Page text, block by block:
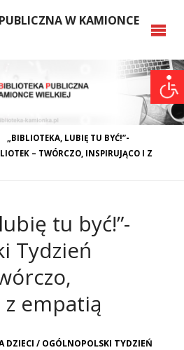
W KAMIONCE
„BIBLIOTEKA, LUBIĘ TU BYĆ!”-
– TWÓRCZO, INSPIRUJĄCO I Z
tu być!”-
Tydzień
empatią
DZIECI / OGÓLNOPOLSKI TYDZIEŃ